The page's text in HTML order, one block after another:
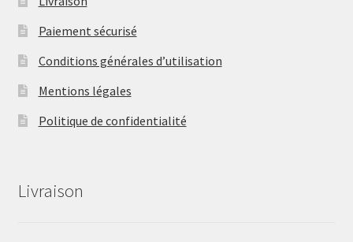
Paiement sécurisé
Conditions générales d’utilisation
Mentions légales
Politique de confidentialité
Livraison